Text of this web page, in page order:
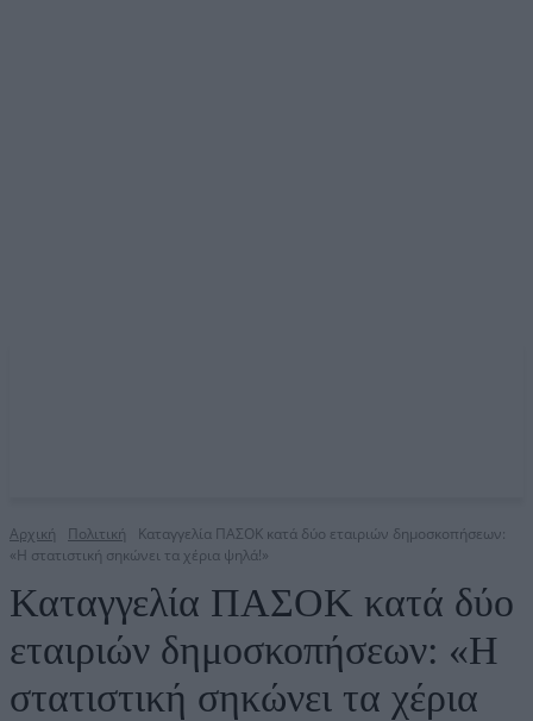
Αρχική Πολιτική
Καταγγελία ΠΑΣΟΚ κατά δύο εταιριών δημοσκοπήσεων:
«Η στατιστική σηκώνει τα χέρια ψηλά!»
Καταγγελία ΠΑΣΟΚ κατά δύο
εταιριών δημοσκοπήσεων: «Η
στατιστική σηκώνει τα χέρια